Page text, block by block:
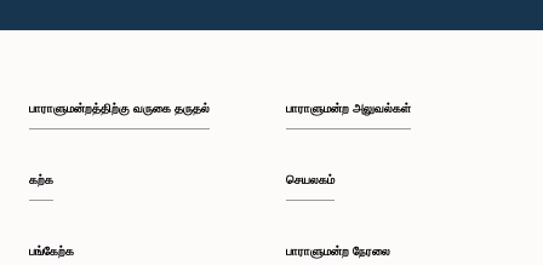
பாராளுமன்றத்திற்கு வருகை தருதல்
கற்க
பங்கேற்க
பாராளுமன்ற அலுவல்கள்
செயலகம்
பாராளுமன்ற நேரலை